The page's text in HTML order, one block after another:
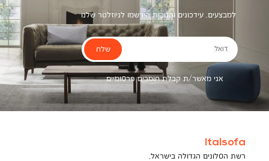
למבצעים, עידכונים והטבות הירשמו לניוזלטר שלנו
דואל
אני מאשר/ת קבלת חומרים פרסומיים
שלח
Italsofa
רשת הסלונים הגדולה בישראל,